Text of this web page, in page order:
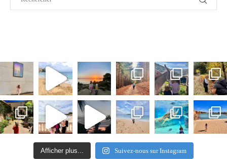
Afficher plus... Suivez-nous sur Instagram